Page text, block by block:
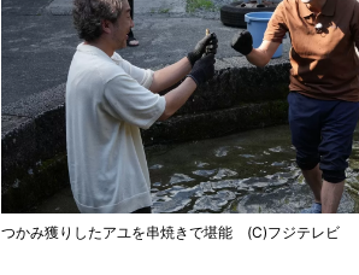
つかみ獲りしたアユを串焼きで堪能 (C)フジテレビ